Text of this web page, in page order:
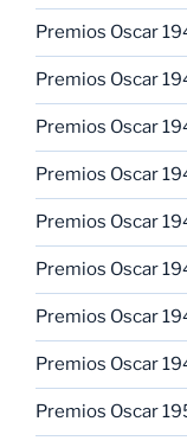
Premios Oscar
Premios Oscar
Premios Oscar
Premios Oscar
Premios Oscar
Premios Oscar
Premios Oscar
Premios Oscar
Premios Oscar